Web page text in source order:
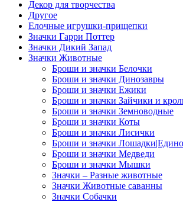
Декор для творчества
Другое
Елочные игрушки-прищепки
Значки Гарри Поттер
Значки Дикий Запад
Значки Животные
Броши и значки Белочки
Броши и значки Динозавры
Броши и значки Ежики
Броши и значки Зайчики и
Броши и значки Земноводные
Броши и значки Коты
Броши и значки Лисички
Броши и значки
Броши и значки Медведи
Броши и значки Мышки
Значки – Разные животные
Значки Животные саванны
Значки Собачки